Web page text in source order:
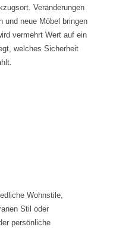
Veränderungen
und neue Möbel bringen
vermehrt Wert auf ein
welches Sicherheit
Wohnstile,
Stil oder
persönliche